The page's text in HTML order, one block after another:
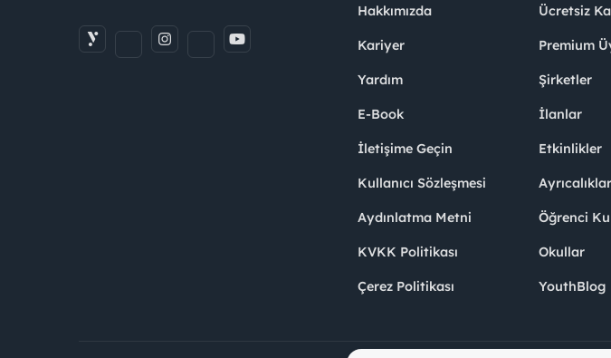
Hakkımızda
Kariyer
Yardım
E-Book
İletişime Geçin
Kullanıcı Sözleşmesi
Aydınlatma Metni
KVKK Politikası
Çerez Politikası
Ücretsiz
Premium
Şirketler
İlanlar
Etkinlikler
Ayrıcalıklar
Öğrenci
Okullar
YouthBlog